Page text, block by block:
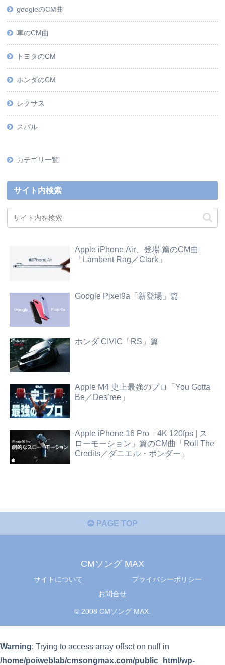
googleのCM曲
車のCM曲
トヨタのCM
ホンダのCM
レクサス
スバル
カテゴリ一覧
サイト内検索
Apple iPhone Air、登場 篇のCM曲
「Lambent Rag／Clark」
Google Pixel9a「新登場」篇
ホンダ CIVIC「RS」篇
Apple M4 史上最強のプロ「You Gotta
Be／Des’ree」
Apple iPhone 16 Pro「4K 120fps | ス
ローモーション」篇のCM曲「Roll The
Credits／ダニエル・ポンダー」
PAGE TOP
CMソング MAX
サイトについて
プライバシーポリシー
お問合せ
© 2008 CMソング MAX.
Warning: Trying to access array offset on null in
/home/poiweblab/cmsongmax.com/public_html/wp-